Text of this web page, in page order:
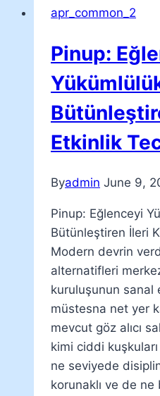
apr_common_2
Pinup:
Etkinlik
Byadmin June 9,
Pinup: Eğlenceyi
Bütünleştiren İleri
Modern devrin
alternatifleri
kuruluşunun sanal
müstesna net yer
mevcut göz alıcı
kimi ciddi
ne seviyede
korunaklı ve de